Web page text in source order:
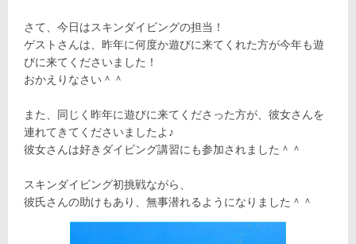
さて、今日はスキンダイビングの担当！
ゲストさんは、昨年に何度か遊びに来てくれた方が今年も遊
びに来てくださいました！
おかえりなさい＾＾
また、同じく昨年に遊びに来てくださった方が、彼女さんを
連れてきてくださいましたよ♪
彼女さんは好きダイビング講習にも参加されました＾＾
スキンダイビング初挑戦ながら、
彼氏さんの助けもあり、無事潜れるようになりました＾＾